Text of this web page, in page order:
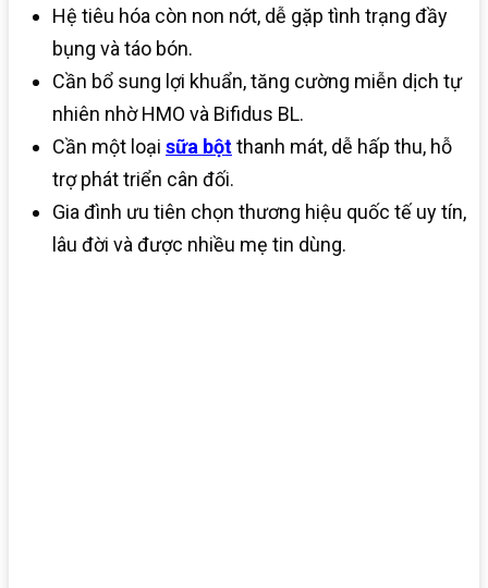
Hệ tiêu hóa còn non nớt, dễ gặp tình trạng đầy
bụng và táo bón.
Cần bổ sung lợi khuẩn, tăng cường miễn dịch tự
nhiên nhờ HMO và Bifidus BL.
Cần một loại sữa bộtthanh mát, dễ hấp thu, hỗ
trợ phát triển cân đối.
Gia đình ưu tiên chọn thương hiệu quốc tế uy tín,
lâu đời và được nhiều mẹ tin dùng.